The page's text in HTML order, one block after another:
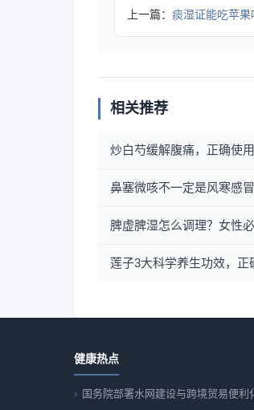
上一篇： 痰湿证能吃苹
相关推荐
炒白芍缓解腹痛，正确使
鼻塞微咳不一定是风寒感
脾虚脾湿怎么调理？女性
莲子3大科学养生功效，正
健康热点
国务院部署水网建设与跨境贸易便利